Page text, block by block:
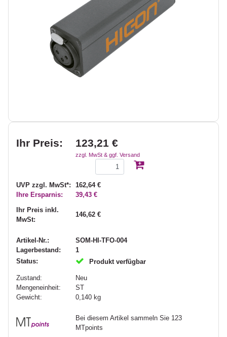
Ihr Preis: 123,21 €
zzgl. MwSt & ggf. Versand
UVP zzgl. MwSt*:
162,64 €
Ihre Ersparnis:
39,43 €
Ihr Preis inkl.
MwSt:
146,62 €
Artikel-Nr.:
SOM-HI-TFO-004
Lagerbestand:
1
Status:
Produkt verfügbar
Zustand:
Neu
Mengeneinheit:
ST
Gewicht:
0,140 kg
Bei diesem Artikel sammeln Sie 123
MTpoints